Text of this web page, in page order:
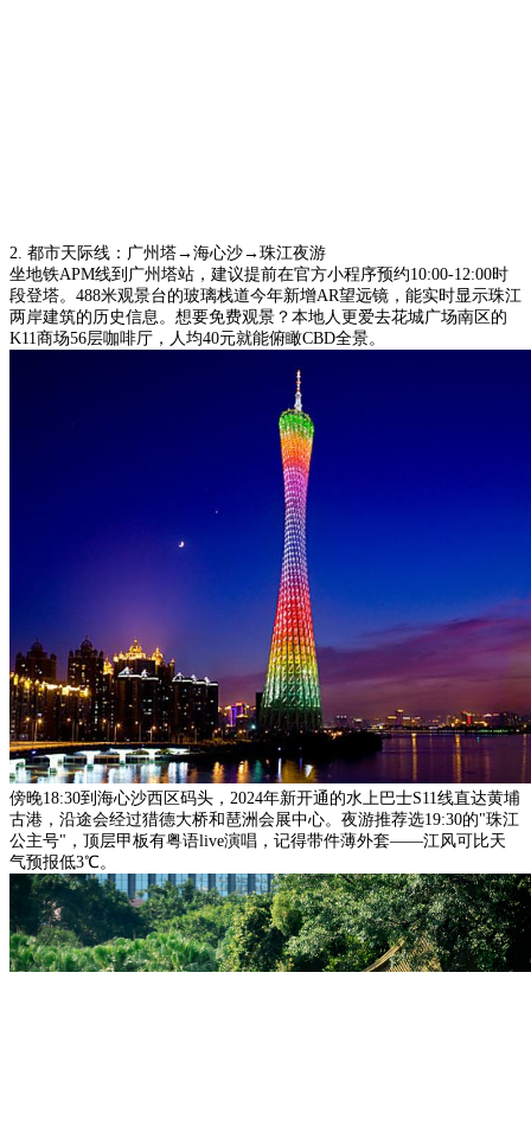
2. 都市天际线：广州塔→海心沙→珠江夜游
坐地铁APM线到广州塔站，建议提前在官方小程序预约10:00-12:00时
段登塔。488米观景台的玻璃栈道今年新增AR望远镜，能实时显示珠江
两岸建筑的历史信息。想要免费观景？本地人更爱去花城广场南区的
K11商场56层咖啡厅，人均40元就能俯瞰CBD全景。
傍晚18:30到海心沙西区码头，2024年新开通的水上巴士S11线直达黄埔
古港，沿途会经过猎德大桥和琶洲会展中心。夜游推荐选19:30的"珠江
公主号"，顶层甲板有粤语live演唱，记得带件薄外套——江风可比天
气预报低3℃。